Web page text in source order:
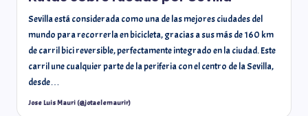
Sevilla está considerada como una de las mejores ciudades del
mundo para recorrerla en bicicleta, gracias a sus más de 160 km
de carril bici reversible, perfectamente integrado en la ciudad. Este
carril une cualquier parte de la periferia con el centro de la Sevilla,
desde…
Jose Luis Mauri (@jotaelemaurir)